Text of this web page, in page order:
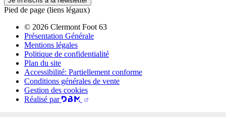
Pied de page (liens légaux)
© 2026 Clermont Foot 63
Présentation Générale
Mentions légales
Politique de confidentialité
Plan du site
Accessibilité: Partiellement conforme
Conditions générales de vente
Gestion des cookies
Réalisé par